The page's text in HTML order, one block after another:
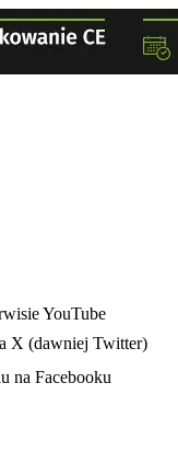
YouTube
X (dawniej Twitter)
na Facebooku